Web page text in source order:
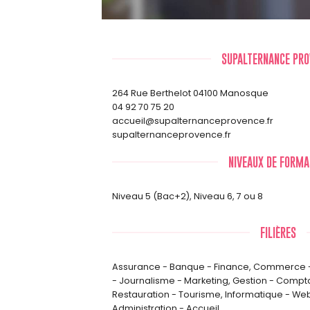
SUPALTERNANCE
264 Rue Berthelot 04100 Manosque
04 92 70 75 20
accueil@supalternanceprovence.fr
supalternanceprovence.fr
NIVEAUX DE
Niveau 5 (Bac+2), Niveau 6, 7 ou 8
FILIÈRES
Assurance - Banque - Finance, Commerce
- Journalisme - Marketing, Gestion -
Restauration - Tourisme, Informatique -